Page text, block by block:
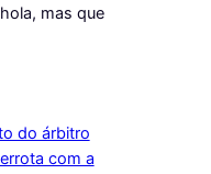
mas que